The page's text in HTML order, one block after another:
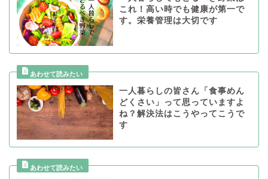
これ！高い時でも健康が第一で
す。栄養管理は大切です
一人暮らしの皆さん「食事めん
どくさい」って思っていますよ
ね？解決法はこうやってこうで
す